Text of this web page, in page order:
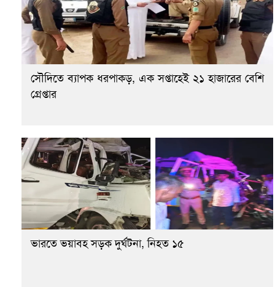
সৌদিতে ব্যাপক ধরপাকড়, এক সপ্তাহেই ২১ হাজারের বেশি
গ্রেপ্তার
ভারতে ভয়াবহ সড়ক দুর্ঘটনা, নিহত ১৫